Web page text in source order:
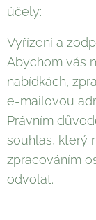
účely:
Vyřízení a
Abychom vás
nabídkách,
e-mailovou
Právním
souhlas, který
zpracováním
odvolat.